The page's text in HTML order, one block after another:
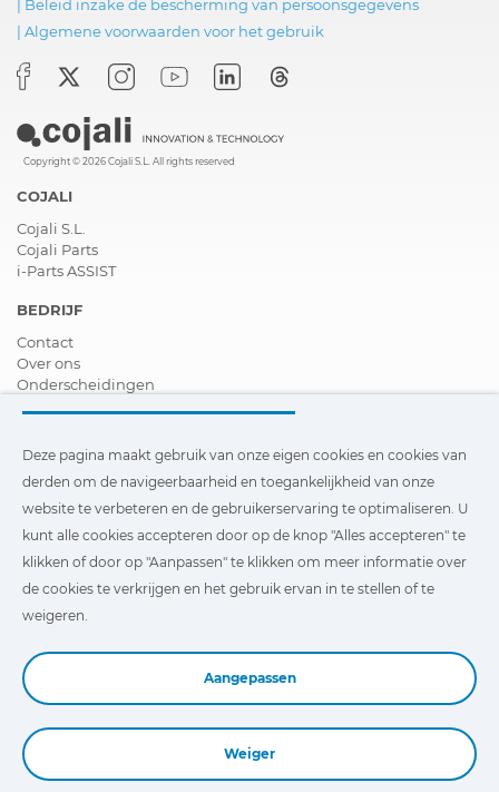
| Beleid inzake de bescherming van persoonsgegevens
| Algemene voorwaarden voor het gebruik
Copyright © 2026 Cojali S.L. All rights reserved
COJALI
Cojali S.L.
Cojali Parts
i-Parts ASSIST
BEDRIJF
Contact
Over ons
Onderscheidingen
Verdeler worden
Nieuws
Video´s
FAQ - V&A
van derden om de navigeerbaarheid en toegankelijkheid van
onze website te verbeteren en de gebruikerservaring te
optimaliseren. U kunt te klikken op
ervan in te stellen of te weigeren.
Deze pagina maakt gebruik van onze eigen cookies en cookies van
derden om de navigeerbaarheid en toegankelijkheid van onze
website te verbeteren en de gebruikerservaring te optimaliseren. U
kunt alle cookies accepteren door op de knop "Alles accepteren" te
klikken of door op "Aanpassen" te klikken om meer informatie over
de cookies te verkrijgen en het gebruik ervan in te stellen of te
weigeren.
Aangepassen
Weiger